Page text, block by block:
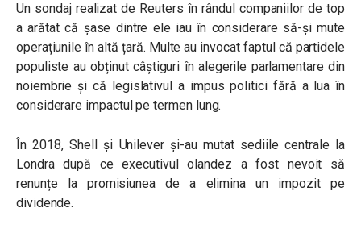
Un sondaj realizat de Reuters în rândul companiilor de top
a arătat că șase dintre ele iau în considerare să-și mute
operațiunile în altă țară. Multe au invocat faptul că partidele
populiste au obținut câștiguri în alegerile parlamentare din
noiembrie și că legislativul a impus politici fără a lua în
considerare impactul pe termen lung.
În 2018, Shell și Unilever și-au mutat sediile centrale la
Londra după ce executivul olandez a fost nevoit să
renunțe la promisiunea de a elimina un impozit pe
dividende.